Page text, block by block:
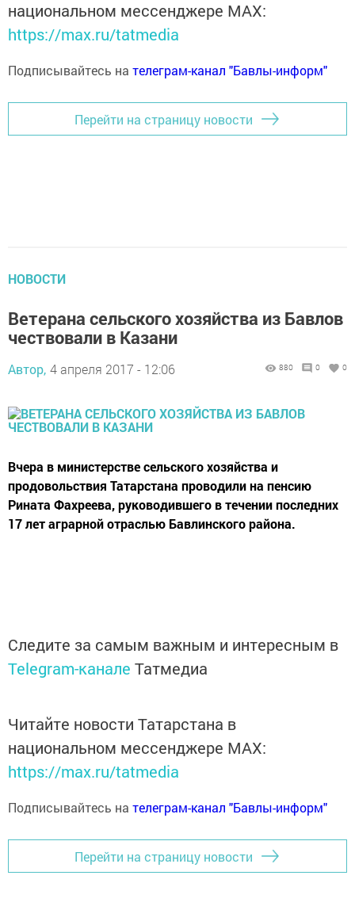
национальном мессенджере MАХ:
https://max.ru/tatmedia
Подписывайтесь на телеграм-канал "Бавлы-информ"
Перейти на страницу новости
НОВОСТИ
Ветерана сельского хозяйства из Бавлов
чествовали в Казани
Автор, 4 апреля 2017 - 12:06 880 0 0
Вчера в министерстве сельского хозяйства и
продовольствия Татарстана проводили на пенсию
Рината Фахреева, руководившего в течении последних
17 лет аграрной отраслью Бавлинского района.
Следите за самым важным и интересным в
Telegram-канале Татмедиа
Читайте новости Татарстана в
национальном мессенджере MАХ:
https://max.ru/tatmedia
Подписывайтесь на телеграм-канал "Бавлы-информ"
Перейти на страницу новости